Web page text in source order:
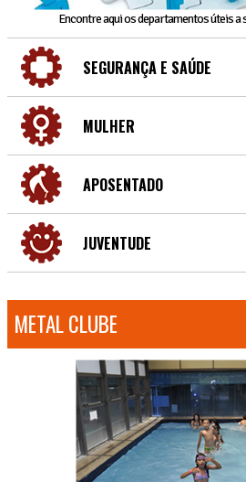
Encontre aqui os departamentos úteis a
SEGURANÇA E SAÚDE
MULHER
APOSENTADO
JUVENTUDE
METAL CLUBE